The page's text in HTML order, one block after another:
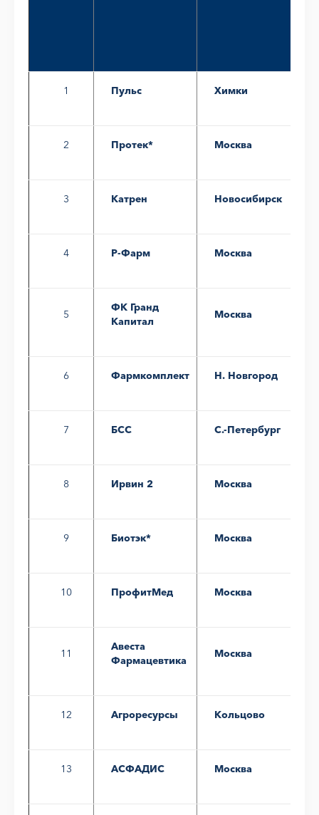
1 Пульс Химки
2 Протек* Москва
3 Катрен Новосибирск
4 Р-Фарм Москва
5
ФК Гранд
Капитал
Москва
6 Фармкомплект Н. Новгород
7 БСС С.-Петербург
8 Ирвин 2 Москва
9 Биотэк* Москва
10 ПрофитМед Москва
11
Авеста
Фармацевтика
Москва
12 Агроресурсы Кольцово
13 АСФАДИС Москва